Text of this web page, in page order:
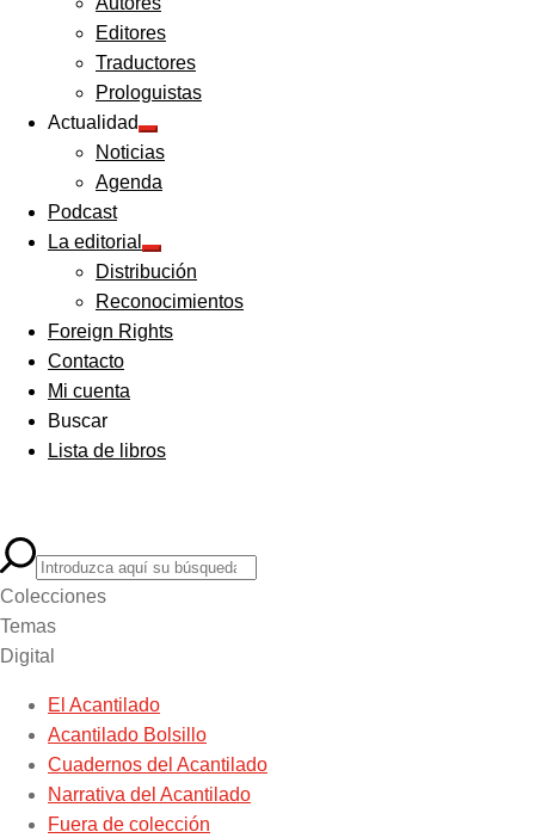
el
menú
hijo
Editores
Traductores
Prologuistas
Actualidad
Expandir
el
menú
hijo
Noticias
Agenda
Podcast
La editorial
Expandir
el
menú
hijo
Distribución
Reconocimientos
Foreign Rights
Contacto
Mi cuenta
Buscar
Lista de libros
Colecciones
Temas
Digital
El Acantilado
Acantilado Bolsillo
Cuadernos del Acantilado
Narrativa del Acantilado
Fuera de colección